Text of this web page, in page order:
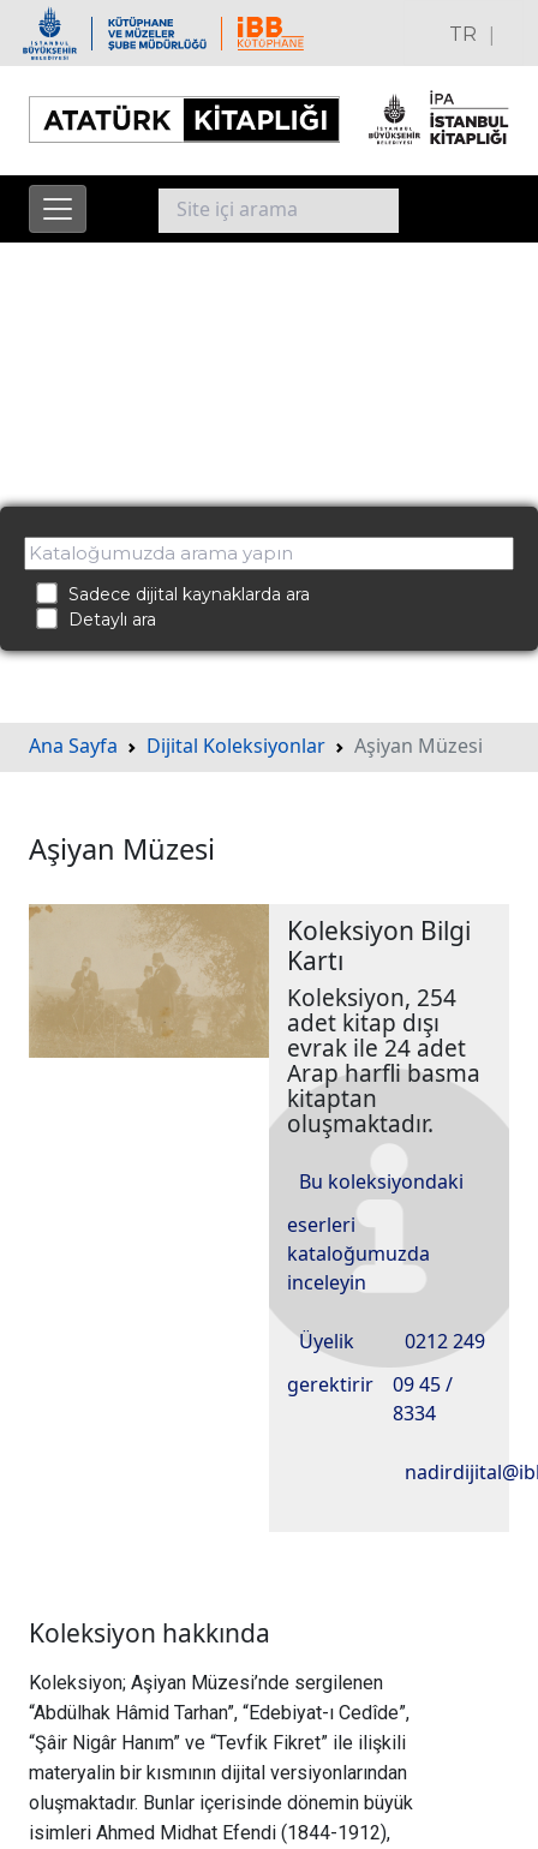
TR |
Sadece dijital kaynaklarda ara
Detaylı ara
Ana Sayfa Dijital Koleksiyonlar Aşiyan Müzesi
Aşiyan Müzesi
Koleksiyon Bilgi
Kartı
Koleksiyon, 254
adet kitap dışı
evrak ile 24 adet
Arap harfli basma
kitaptan
oluşmaktadır.
Bu koleksiyondaki
eserleri
kataloğumuzda
inceleyin
Üyelik
gerektirir
0212 249
09 45 /
8334
Koleksiyon hakkında
Koleksiyon; Aşiyan Müzesi’nde sergilenen
“Abdülhak Hâmid Tarhan”, “Edebiyat-ı Cedîde”,
“Şâir Nigâr Hanım” ve “Tevfik Fikret” ile ilişkili
materyalin bir kısmının dijital versiyonlarından
oluşmaktadır. Bunlar içerisinde dönemin büyük
isimleri Ahmed Midhat Efendi (1844-1912),